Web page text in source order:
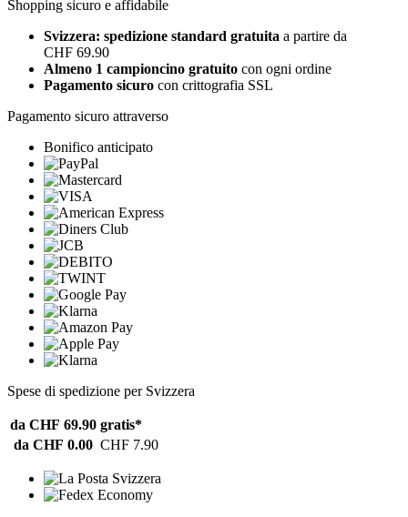
Shopping sicuro e affidabile
Svizzera: spedizione standard gratuita a partire da
CHF 69.90
Almeno 1 campioncino gratuito con ogni ordine
Pagamento sicuro con crittografia SSL
Pagamento sicuro attraverso
Bonifico anticipato
Spese di spedizione per Svizzera
da CHF 69.90 gratis*
da CHF 0.00 CHF 7.90